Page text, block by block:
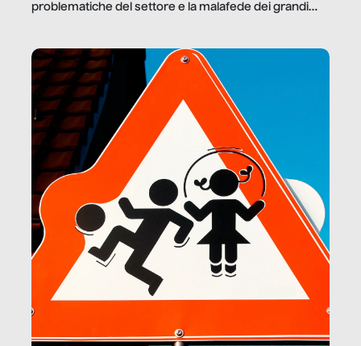
problematiche del settore e la malafede dei grandi